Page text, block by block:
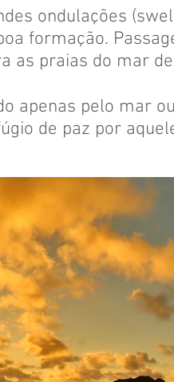
ondulações
formação.
as praias do mar
apenas pelo mar
de paz por